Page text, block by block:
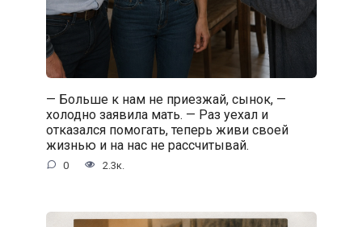
— Больше к нам не приезжай, сынок, —
холодно заявила мать. — Раз уехал и
отказался помогать, теперь живи своей
жизнью и на нас не рассчитывай.
0 2.3к.